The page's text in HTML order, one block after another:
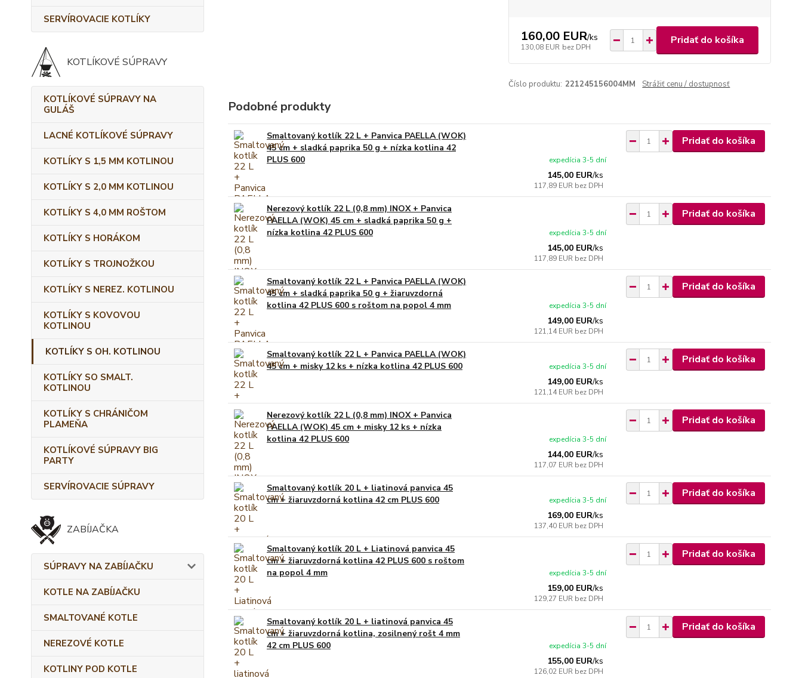
SERVÍROVACIE KOTLÍKY
KOTLÍKOVÉ SÚPRAVY
KOTLÍKOVÉ SÚPRAVY NA
GULÁŠ
LACNÉ KOTLÍKOVÉ SÚPRAVY
KOTLÍKY S 1,5 MM KOTLINOU
KOTLÍKY S 2,0 MM KOTLINOU
KOTLÍKY S 4,0 MM ROŠTOM
KOTLÍKY S HORÁKOM
KOTLÍKY S TROJNOŽKOU
KOTLÍKY S NEREZ. KOTLINOU
KOTLÍKY S KOVOVOU
KOTLINOU
KOTLÍKY S OH. KOTLINOU
KOTLÍKY SO SMALT.
KOTLINOU
KOTLÍKY S CHRÁNIČOM
PLAMEŇA
KOTLÍKOVÉ SÚPRAVY BIG
PARTY
SERVÍROVACIE SÚPRAVY
ZABÍJAČKA
SÚPRAVY NA ZABÍJAČKU
KOTLE NA ZABÍJAČKU
SMALTOVANÉ KOTLE
NEREZOVÉ KOTLE
KOTLINY POD KOTLE
160,00 EUR/ks
130,08 EUR bez DPH
Pridať do košíka
Číslo produktu: 221245156004MM Strážiť cenu / dostupnosť
Podobné produkty
Smaltovaný kotlík 22 L + Panvica PAELLA (WOK)
45 cm + sladká paprika 50 g + nízka kotlina 42
PLUS 600
145,00 EUR/ks
117,89 EUR bez DPH
expedícia 3-5 dní
Pridať do košíka
Nerezový kotlík 22 L (0,8 mm) INOX + Panvica
PAELLA (WOK) 45 cm + sladká paprika 50 g +
nízka kotlina 42 PLUS 600
145,00 EUR/ks
117,89 EUR bez DPH
expedícia 3-5 dní
Pridať do košíka
Smaltovaný kotlík 22 L + Panvica PAELLA (WOK)
45 cm + sladká paprika 50 g + žiaruvzdorná
kotlina 42 PLUS 600 s roštom na popol 4 mm
149,00 EUR/ks
121,14 EUR bez DPH
expedícia 3-5 dní
Pridať do košíka
Smaltovaný kotlík 22 L + Panvica PAELLA (WOK)
45 cm + misky 12 ks + nízka kotlina 42 PLUS 600
149,00 EUR/ks
121,14 EUR bez DPH
expedícia 3-5 dní
Pridať do košíka
Nerezový kotlík 22 L (0,8 mm) INOX + Panvica
PAELLA (WOK) 45 cm + misky 12 ks + nízka
kotlina 42 PLUS 600
144,00 EUR/ks
117,07 EUR bez DPH
expedícia 3-5 dní
Pridať do košíka
Smaltovaný kotlík 20 L + liatinová panvica 45
cm + žiaruvzdorná kotlina 42 cm PLUS 600
169,00 EUR/ks
137,40 EUR bez DPH
expedícia 3-5 dní
Pridať do košíka
Smaltovaný kotlík 20 L + Liatinová panvica 45
cm + žiaruvzdorná kotlina 42 PLUS 600 s roštom
na popol 4 mm
159,00 EUR/ks
129,27 EUR bez DPH
expedícia 3-5 dní
Pridať do košíka
Smaltovaný kotlík 20 L + liatinová panvica 45
cm + žiaruvzdorná kotlina, zosilnený rošt 4 mm
42 cm PLUS 600
155,00 EUR/ks
126,02 EUR bez DPH
expedícia 3-5 dní
Pridať do košíka